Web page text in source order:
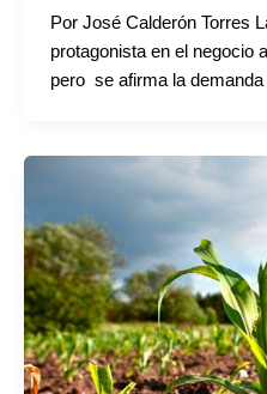
Por José Calderón Torres
protagonista en el negocio
pero se afirma la demanda